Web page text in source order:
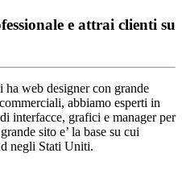
e attrai clienti su
web designer con grande
abbiamo esperti in
interfacce, grafici e manager per
sito e’ la base su cui
negli Stati Uniti.